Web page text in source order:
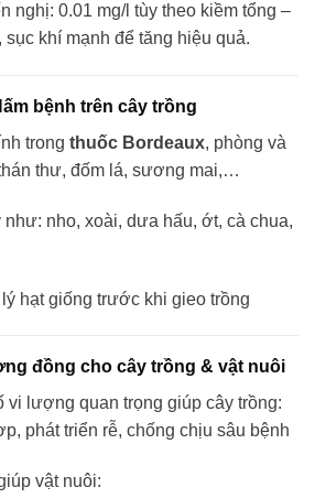
nghị: 0.01 mg/l tùy theo kiềm tổng –
khí mạnh để tăng hiệu quả.
bệnh trên cây trồng
trong thuốc Bordeaux, phòng và
thư, đốm lá, sương mai,…
như: nho, xoài, dưa hấu, ớt, cà chua,
hạt giống trước khi gieo trồng
đồng cho cây trồng & vật nuôi
vi lượng quan trọng giúp cây trồng:
phát triển rễ, chống chịu sâu bệnh
vật nuôi: